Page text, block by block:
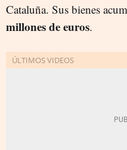
Cataluña. Sus bienes
millones de euros.